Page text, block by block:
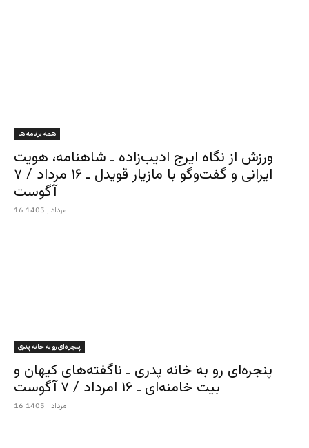
همه برنامه ها
ورزش از نگاه ایرج ادیب‌زاده ـ شاهنامه، هویت
ایرانی و گفت‌وگو با مازیار قویدل ـ ۱۶ مرداد / ۷
آگوست
16 مرداد , 1405
پنجره‌ای رو به خانه پدری
پنجره‌ای رو به خانه پدری ـ ناگفته‌های کیهان و
بیت خامنه‌ای ـ ۱۶ امرداد / ۷ آگوست
16 مرداد , 1405